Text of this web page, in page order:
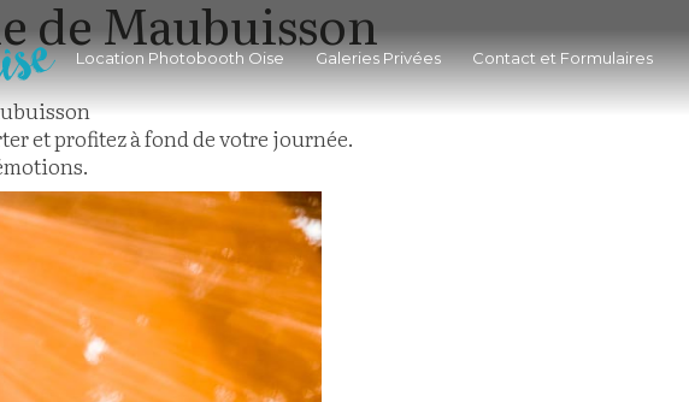
Location Photobooth Oise Galeries Privées Contact et Formulaires
de Maubuisson
et profitez à fond de votre journée.